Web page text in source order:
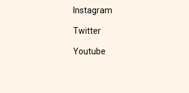
Instagram
Twitter
Youtube